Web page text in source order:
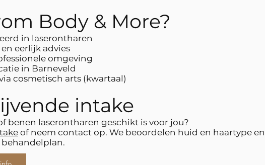
Body & More?
in laserontharen
eerlijk advies
omgeving
in Barneveld
cosmetisch arts (kwartaal)
intake
benen laserontharen geschikt is voor jou?
of neem contact op. We beoordelen huid en haartype